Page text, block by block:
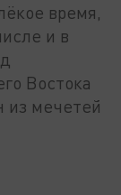
время,
и в
Востока
из мечетей